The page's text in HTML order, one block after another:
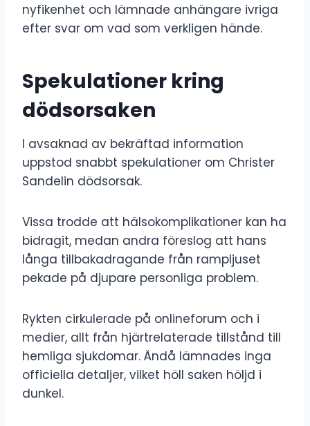
nyfikenhet och lämnade anhängare ivriga
efter svar om vad som verkligen hände.
Spekulationer kring
dödsorsaken
I avsaknad av bekräftad information
uppstod snabbt spekulationer om Christer
Sandelin dödsorsak.
Vissa trodde att hälsokomplikationer kan ha
bidragit, medan andra föreslog att hans
långa tillbakadragande från rampljuset
pekade på djupare personliga problem.
Rykten cirkulerade på onlineforum och i
medier, allt från hjärtrelaterade tillstånd till
hemliga sjukdomar. Ändå lämnades inga
officiella detaljer, vilket höll saken höljd i
dunkel.